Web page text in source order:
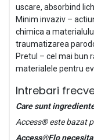
uscare, absorbind
Minim invaziv –
chimica a
traumatizarea
Pretul – cel mai bun
materialele pentru
Intrebari
Care sunt
Access® este bazat
Access®Flo